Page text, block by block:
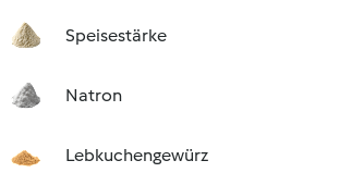
Speisestärke
Natron
Lebkuchengewürz